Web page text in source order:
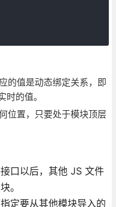
的值是动态绑定关系，即
的值。
位置，只要处于模块顶层
口以后，其他 JS 文件
。
定要从其他模块导入的